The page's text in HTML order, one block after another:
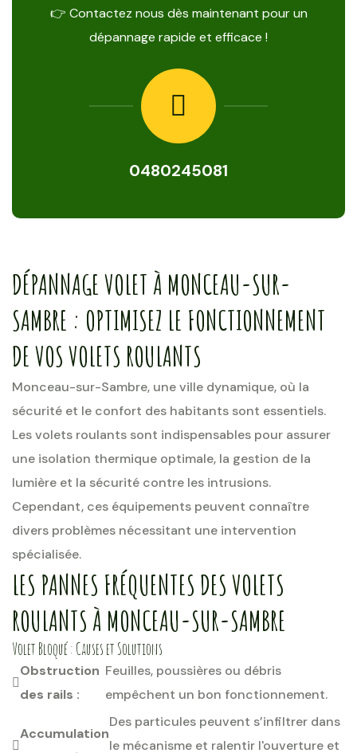
👉 Contactez nous dès maintenant pour un
dépannage rapide et efficace !
0480245081
DÉPANNAGE VOLET À MONCEAU-SUR-
SAMBRE : OPTIMISEZ LE FONCTIONNEMENT
DE VOS VOLETS ROULANTS
Monceau-sur-Sambre, une ville dynamique, où la
sécurité et le confort des habitants sont essentiels.
Les volets roulants sont indispensables pour assurer
une isolation thermique optimale, la gestion de la
lumière et la sécurité contre les intrusions.
Cependant, ces équipements peuvent connaître
divers problèmes nécessitant une intervention
spécialisée.
LES PANNES FRÉQUENTES DES VOLETS
ROULANTS À MONCEAU-SUR-SAMBRE
Volet Bloqué : Causes et Solutions
Obstruction
des rails :
Feuilles, poussières ou débris
empêchent un bon fonctionnement.
Accumulation
Des particules peuvent s’infiltrer dans
le mécanisme et ralentir l'ouverture et